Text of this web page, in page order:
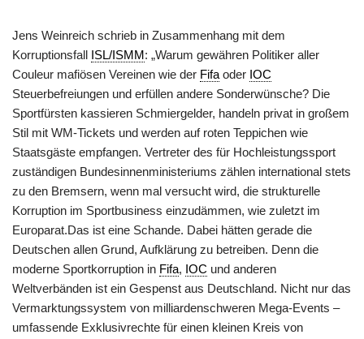
Jens Weinreich schrieb in Zusammenhang mit dem
Korruptionsfall ISL/ISMM: „Warum gewähren Politiker aller
Couleur mafiösen Vereinen wie der Fifa oder IOC
Steuerbefreiungen und erfüllen andere Sonderwünsche? Die
Sportfürsten kassieren Schmiergelder, handeln privat in großem
Stil mit WM-Tickets und werden auf roten Teppichen wie
Staatsgäste empfangen. Vertreter des für Hochleistungssport
zuständigen Bundesinnenministeriums zählen international stets
zu den Bremsern, wenn mal versucht wird, die strukturelle
Korruption im Sportbusiness einzudämmen, wie zuletzt im
Europarat.Das ist eine Schande. Dabei hätten gerade die
Deutschen allen Grund, Aufklärung zu betreiben. Denn die
moderne Sportkorruption in Fifa, IOC und anderen
Weltverbänden ist ein Gespenst aus Deutschland. Nicht nur das
Vermarktungssystem von milliardenschweren Mega-Events –
umfassende Exklusivrechte für einen kleinen Kreis von